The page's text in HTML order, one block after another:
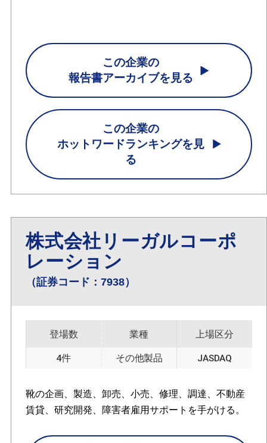
この企業の
報告書アーカイブを見る
この企業の
ホットワードランキングを見
る
株式会社リーガルコーポ
レーション
（証券コード：7938）
登場数
4件
業種
その他製品
上場区分
JASDAQ
靴の企画、製造、卸売、小売、修理、調達、不動産
賃貸、研究開発、障害者雇用サポートを手がける。